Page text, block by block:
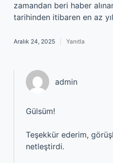
zamandan beri haber
tarihinden itibaren en az
Aralık 24, 2025 Yanıtla
admin
Gülsüm!
Teşekkür ederim,
netleştirdi.